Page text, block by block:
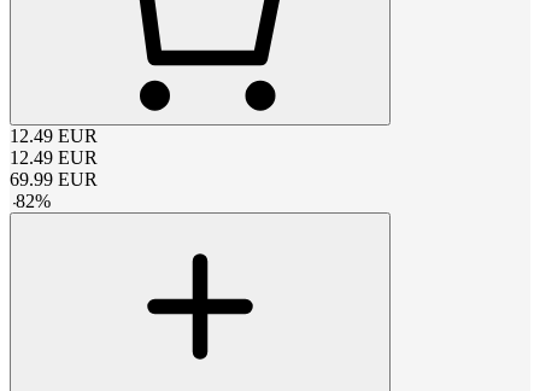
12.49 EUR
12.49 EUR
69.99 EUR
-82%